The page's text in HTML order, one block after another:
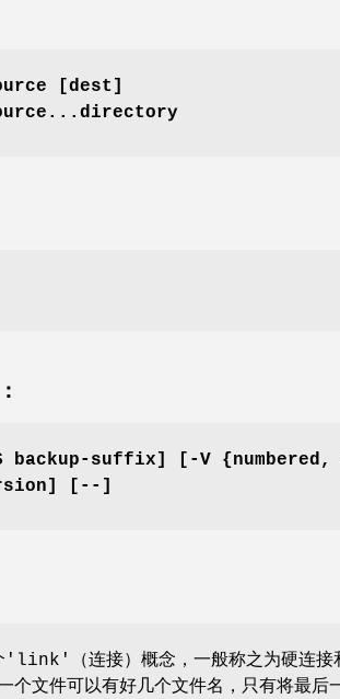
[dest]
backup-suffix]
[-V
[--]
'link'（连接）概念，一般称之为硬连接
个文件可以有好几个文件名，只有将最